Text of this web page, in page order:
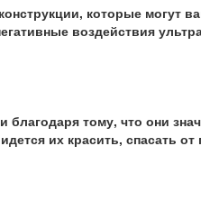
которые могут
воздействия
тому, что они
их красить, спасать